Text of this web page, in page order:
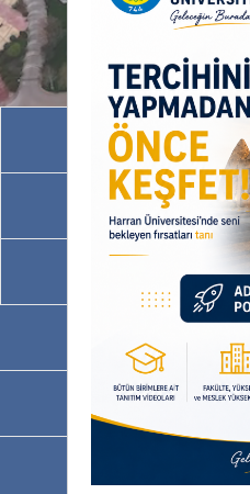
İdari